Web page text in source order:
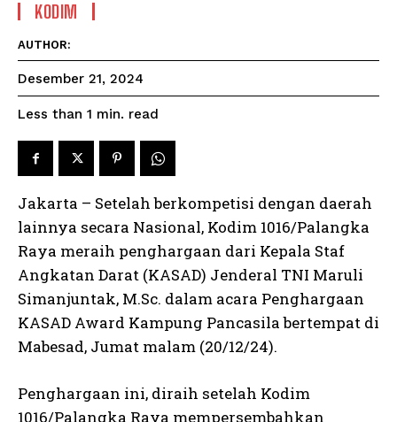
KODIM
AUTHOR:
Desember 21, 2024
Less than 1 min. read
Jakarta – Setelah berkompetisi dengan daerah
lainnya secara Nasional, Kodim 1016/Palangka
Raya meraih penghargaan dari Kepala Staf
Angkatan Darat (KASAD) Jenderal TNI Maruli
Simanjuntak, M.Sc. dalam acara Penghargaan
KASAD Award Kampung Pancasila bertempat di
Mabesad, Jumat malam (20/12/24).
Penghargaan ini, diraih setelah Kodim
1016/Palangka Raya mempersembahkan